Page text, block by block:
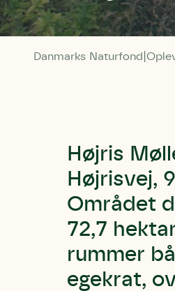
Danmarks Naturfond
Højris
Højrisvej,
Området
72,7
rummer
egekrat,